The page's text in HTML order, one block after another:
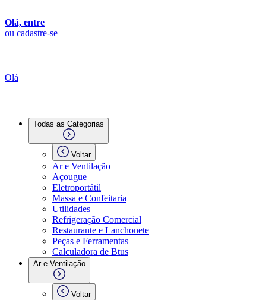
Olá, entre
ou cadastre-se
Olá
Todas as Categorias
Voltar
Ar e Ventilação
Açougue
Eletroportátil
Massa e Confeitaria
Utilidades
Refrigeração Comercial
Restaurante e Lanchonete
Peças e Ferramentas
Calculadora de Btus
Ar e Ventilação
Voltar